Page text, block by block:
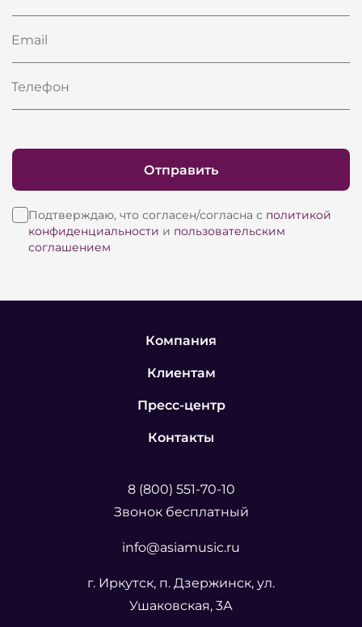
Email
Телефон
Подтверждаю, что согласен/согласна с политикой
конфиденциальности и пользовательским
соглашением
Отправить
Компания
Клиентам
Пресс-центр
Контакты
8 (800) 551-70-10
Звонок бесплатный
info@asiamusic.ru
г. Иркутск, п. Дзержинск, ул.
Ушаковская, 3А